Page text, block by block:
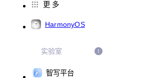
更 多
HarmonyOS
实验室
智写平台